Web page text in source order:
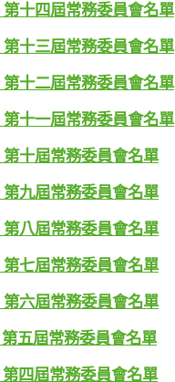
第十四屆常務委員會名單
第十三屆常務委員會名單
第十二屆常務委員會名單
第十一屆常務委員會名單
第十屆常務委員會名單
第九屆常務委員會名單
第八屆常務委員會名單
第七屆常務委員會名單
第六屆常務委員會名單
第五屆常務委員會名單
第四屆常務委員會名單